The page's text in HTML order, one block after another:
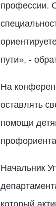
профессии.
пути», -
На
оставлять
помощи
Начальник
который